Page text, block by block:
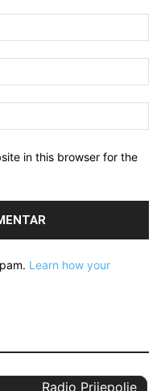
in this browser for the
Learn how your